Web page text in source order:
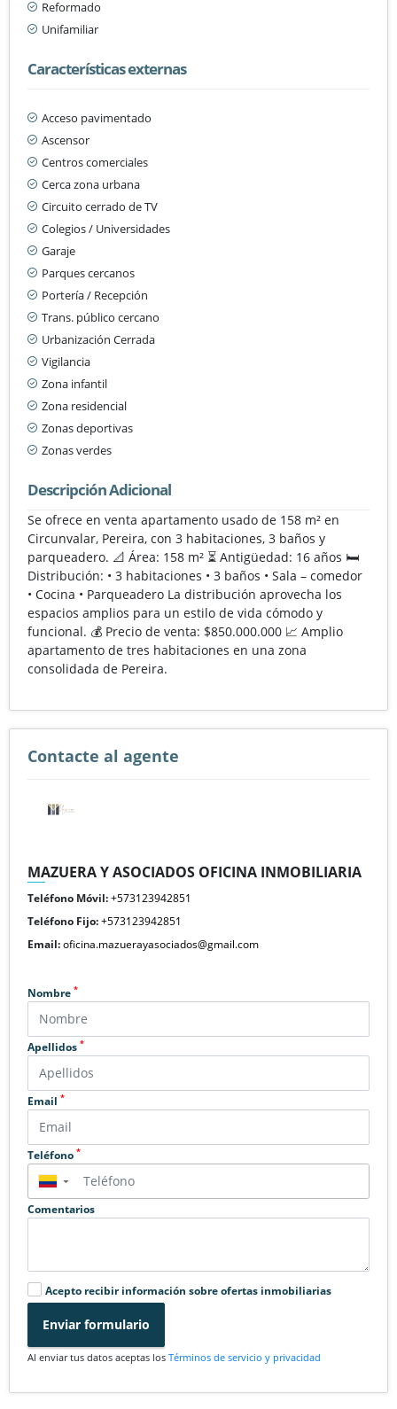
Reformado
Unifamiliar
Características externas
Acceso pavimentado
Ascensor
Centros comerciales
Cerca zona urbana
Circuito cerrado de TV
Colegios / Universidades
Garaje
Parques cercanos
Portería / Recepción
Trans. público cercano
Urbanización Cerrada
Vigilancia
Zona infantil
Zona residencial
Zonas deportivas
Zonas verdes
Descripción Adicional
Se ofrece en venta apartamento usado de 158 m² en
Circunvalar, Pereira, con 3 habitaciones, 3 baños y
parqueadero. 📐 Área: 158 m² ⏳ Antigüedad: 16 años 🛏️
Distribución: • 3 habitaciones • 3 baños • Sala – comedor
• Cocina • Parqueadero La distribución aprovecha los
espacios amplios para un estilo de vida cómodo y
funcional. 💰 Precio de venta: $850.000.000 📈 Amplio
apartamento de tres habitaciones en una zona
consolidada de Pereira.
Contacte al agente
MAZUERA Y ASOCIADOS OFICINA INMOBILIARIA
Teléfono Móvil:+573123942851
Teléfono Fijo:+573123942851
Email:oficina.mazuerayasociados@gmail.com
Nombre *
Apellidos *
Email *
Teléfono *
▼
Comentarios
Acepto recibir información sobre ofertas inmobiliarias
Enviar formulario
Al enviar tus datos aceptas los Términos de servicio y privacidad